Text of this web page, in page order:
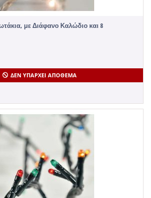
με Διάφανο Καλώδιο και 8
ΔΕΝ ΥΠΆΡΧΕΙ ΑΠΌΘΕΜΑ